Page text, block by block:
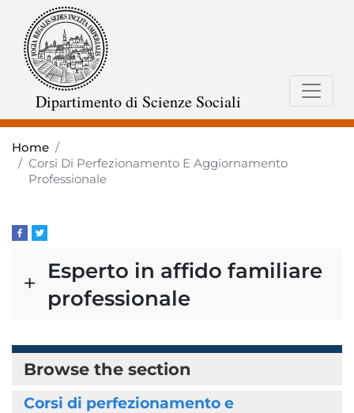
Dipartimento di Scienze Sociali
Home
Corsi Di Perfezionamento E Aggiornamento
Professionale
Esperto in affido familiare
professionale
Browse the section
Corsi di perfezionamento e